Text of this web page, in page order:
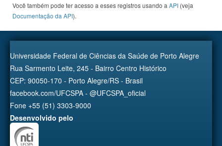
Você também pode ter acesso a esses registros usando a API (veja
Documentação da API).
Universidade Federal de Ciências da Saúde de Porto Alegre
Rua Sarmento Leite, 245 - Bairro Centro Histórico
CEP: 90050-170 - Porto Alegre/RS - Brasil
facebook.com/UFCSPA - @UFCSPA_oficial
Fone +55 (51) 3303-9000
Desenvolvido pelo